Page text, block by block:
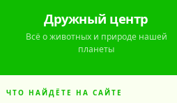
Дружный центр
Всё о животных и природе нашей
планеты
ЧТО НАЙДЁТЕ НА САЙТЕ